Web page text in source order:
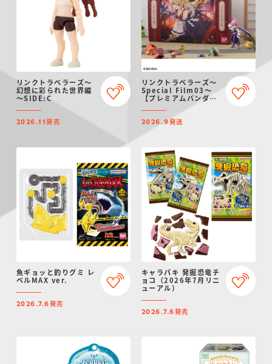
リンクトラベラーズ～
幻想に彩られた世界編
～SIDE:C
2026.11発売
リンクトラベラーズ～
Special Film03～
【プレミアムバンダイ
2026.9発送
魚ギョッと釣りグミ レ
ベルMAX ver.
2026.7.6発売
キャラパキ 発掘恐竜チ
ョコ（2026年7月リニ
ューアル）
2026.7.6発売